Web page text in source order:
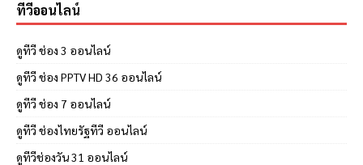
ทีวีออนไลน์
ดูทีวี ช่อง 3 ออนไลน์
ดูทีวี ช่อง PPTV HD 36 ออนไลน์
ดูทีวี ช่อง 7 ออนไลน์
ดูทีวี ช่องไทยรัฐทีวี ออนไลน์
ดูทีวีช่องวัน 31 ออนไลน์